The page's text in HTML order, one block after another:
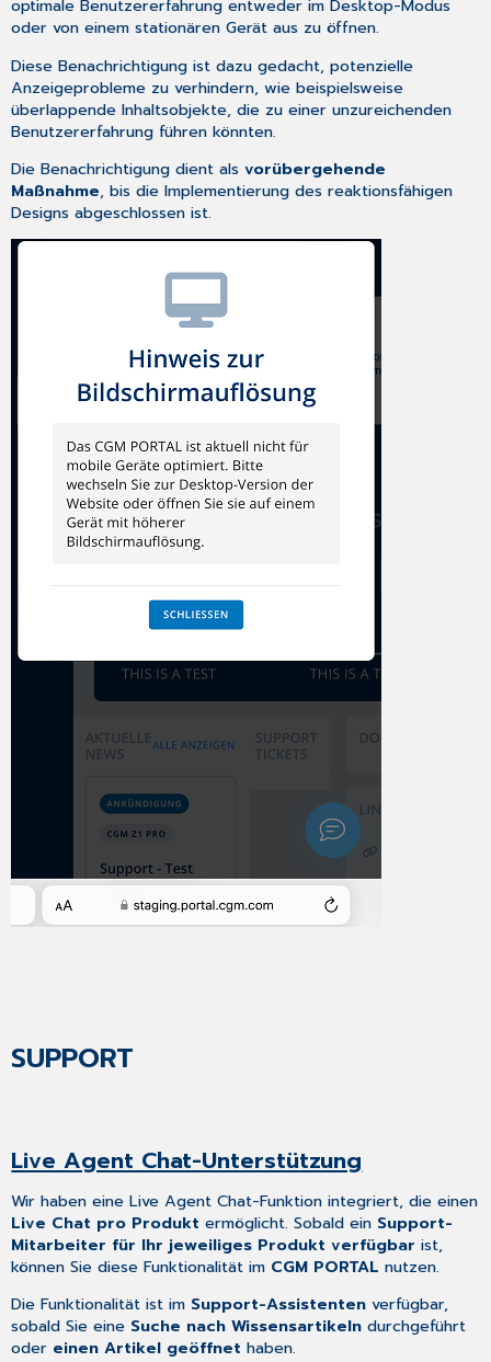
optimale Benutzererfahrung entweder im Desktop-Modus
oder von einem stationären Gerät aus zu öffnen.
Diese Benachrichtigung ist dazu gedacht, potenzielle
Anzeigeprobleme zu verhindern, wie beispielsweise
überlappende Inhaltsobjekte, die zu einer unzureichenden
Benutzererfahrung führen könnten.
Die Benachrichtigung dient alsvorübergehende
Maßnahme, bis die Implementierung des reaktionsfähigen
Designs abgeschlossen ist.
SUPPORT
Live Agent Chat-Unterstützung
Wir haben eine Live Agent Chat-Funktion integriert, die einen
Live Chat pro Produkt ermöglicht. Sobald ein Support-
Mitarbeiter für Ihr jeweiliges Produkt verfügbarist,
können Sie diese Funktionalität im CGM PORTAL nutzen.
Die Funktionalität ist im Support-Assistenten verfügbar,
sobald Sie eine Suche nach Wissensartikeln durchgeführt
oder einen Artikel geöffnet haben.